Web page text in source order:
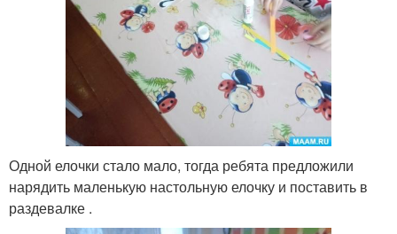
Одной елочки стало мало, тогда ребята предложили
нарядить маленькую настольную елочку и поставить в
раздевалке .